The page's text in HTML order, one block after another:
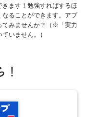
ます！勉強すればするほ
ることができます。アプ
てみませんか？（※「実力
いません。）
！